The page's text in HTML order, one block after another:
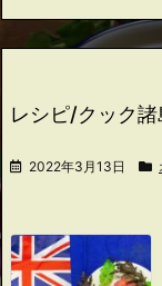
レシピ/クック
2022年3月13日